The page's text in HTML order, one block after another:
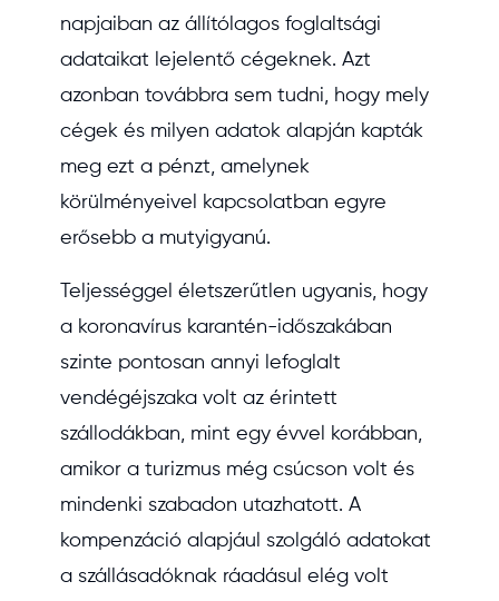
napjaiban az állítólagos foglaltsági
adataikat lejelentő cégeknek. Azt
azonban továbbra sem tudni, hogy mely
cégek és milyen adatok alapján kapták
meg ezt a pénzt, amelynek
körülményeivel kapcsolatban egyre
erősebb a mutyigyanú.
Teljességgel életszerűtlen ugyanis, hogy
a koronavírus karantén-időszakában
szinte pontosan annyi lefoglalt
vendégéjszaka volt az érintett
szállodákban, mint egy évvel korábban,
amikor a turizmus még csúcson volt és
mindenki szabadon utazhatott. A
kompenzáció alapjául szolgáló adatokat
a szállásadóknak ráadásul elég volt